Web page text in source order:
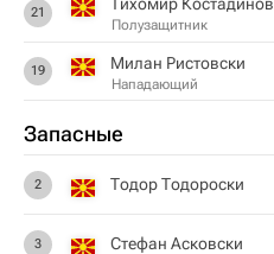
21
Полузащитник
19 Милан Ристовски
Нападающий
Запасные
2 Тодор Тодороски
3 Стефан Асковски